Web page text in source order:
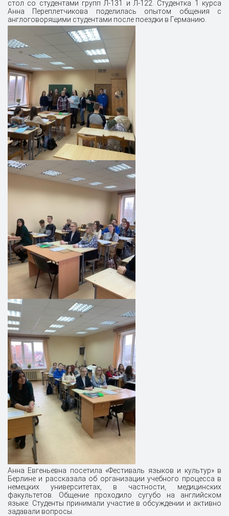
стол со студентами групп Л-131 и Л-122. Студентка 1 курса
Анна Переплетчикова поделилась опытом общения с
англоговорящими студентами после поездки в Германию.
Анна Евгеньевна посетила «Фестиваль языков и культур» в
Берлине и рассказала об организации учебного процесса в
немецких университетах, в частности, медицинских
факультетов. Общение проходило сугубо на английском
языке. Студенты принимали участие в обсуждении и активно
задавали вопросы.